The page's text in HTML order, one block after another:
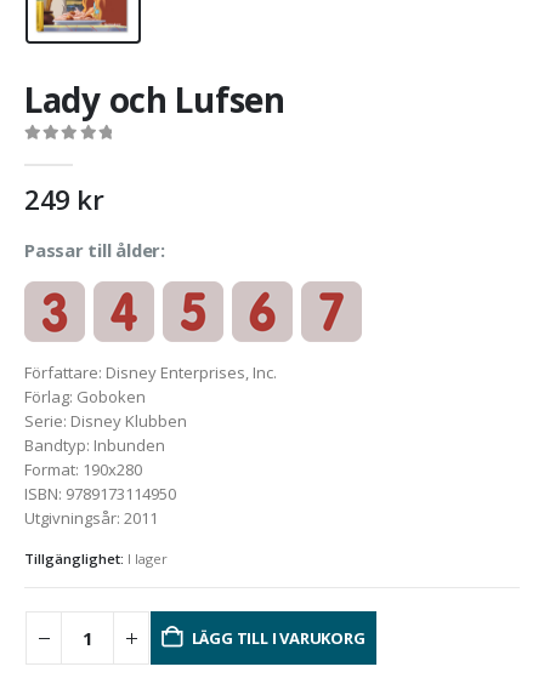
Lady och Lufsen
249 kr
Passar till ålder:
Författare: Disney Enterprises, Inc.
Förlag: Goboken
Serie: Disney Klubben
Bandtyp: Inbunden
Format: 190x280
ISBN: 9789173114950
Utgivningsår: 2011
Tillgänglighet: I lager
LÄGG TILL I VARUKORG